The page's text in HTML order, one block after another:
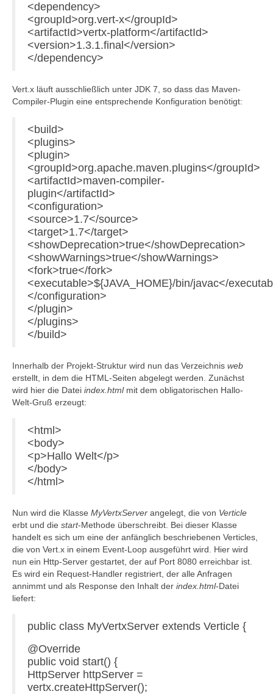
<dependency>
<groupId>org.vert-x</groupId>
<artifactId>vertx-platform</artifactId>
<version>1.3.1.final</version>
</dependency>
Vert.x läuft ausschließlich unter JDK 7, so dass das Maven-
Compiler-Plugin eine entsprechende Konfiguration benötigt:
<build>
<plugins>
<plugin>
<groupId>org.apache.maven.plugins</groupId>
<artifactId>maven-compiler-
plugin</artifactId>
<configuration>
<source>1.7</source>
<target>1.7</target>
<showDeprecation>true</showDeprecation>
<showWarnings>true</showWarnings>
<fork>true</fork>
<executable>${JAVA_HOME}/bin/javac</
</configuration>
</plugin>
</plugins>
</build>
Innerhalb der Projekt-Struktur wird nun das Verzeichnis web
erstellt, in dem die HTML-Seiten abgelegt werden. Zunächst
wird hier die Datei index.htmlmit dem obligatorischen Hallo-
Welt-Gruß erzeugt:
<html>
<body>
<p>Hallo Welt</p>
</body>
</html>
Nun wird die Klasse MyVertxServer angelegt, die von Verticle
erbt und die start-Methode überschreibt. Bei dieser Klasse
handelt es sich um eine der anfänglich beschriebenen Verticles,
die von Vert.x in einem Event-Loop ausgeführt wird. Hier wird
nun ein Http-Server gestartet, der auf Port 8080 erreichbar ist.
Es wird ein Request-Handler registriert, der alle Anfragen
annimmt und als Response den Inhalt der index.html-Datei
liefert:
public class MyVertxServer extends Verticle {
@Override
public void start() {
HttpServer httpServer =
vertx.createHttpServer();